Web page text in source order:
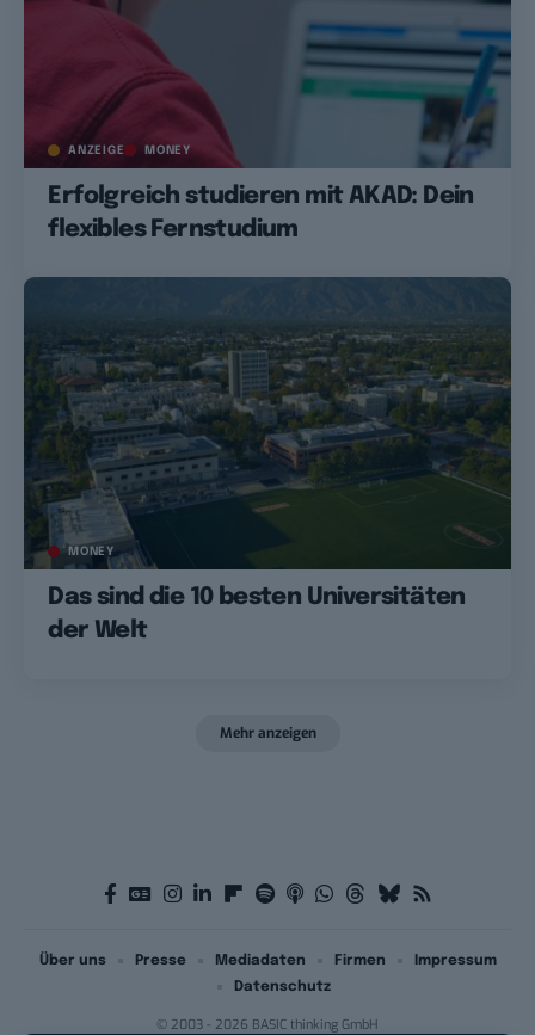
ANZEIGE MONEY
Erfolgreich studieren mit AKAD: Dein
flexibles Fernstudium
MONEY
Das sind die 10 besten Universitäten
der Welt
Mehr anzeigen
© 2003 - 2026 BASIC thinking GmbH
Über uns Presse Mediadaten Firmen
Impressum
Datenschutz